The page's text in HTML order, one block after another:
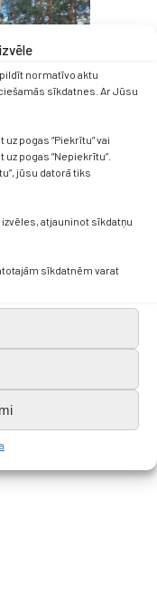
normatīvo aktu
sīkdatnes. Ar Jūsu
pogas “Piekrītu” vai
pogas “Nepiekrītu”.
jūsu datorā tiks
atjauninot sīkdatņu
sīkdatnēm varat
Ar
kas
citu,
svētkos.
atmiņā